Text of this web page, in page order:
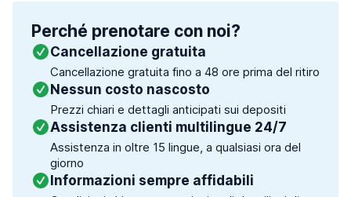
Perché prenotare con noi?
Cancellazione gratuita
Cancellazione gratuita fino a 48 ore prima del ritiro
Nessun costo nascosto
Prezzi chiari e dettagli anticipati sui depositi
Assistenza clienti multilingue 24/7
Assistenza in oltre 15 lingue, a qualsiasi ora del
giorno
Informazioni sempre affidabili